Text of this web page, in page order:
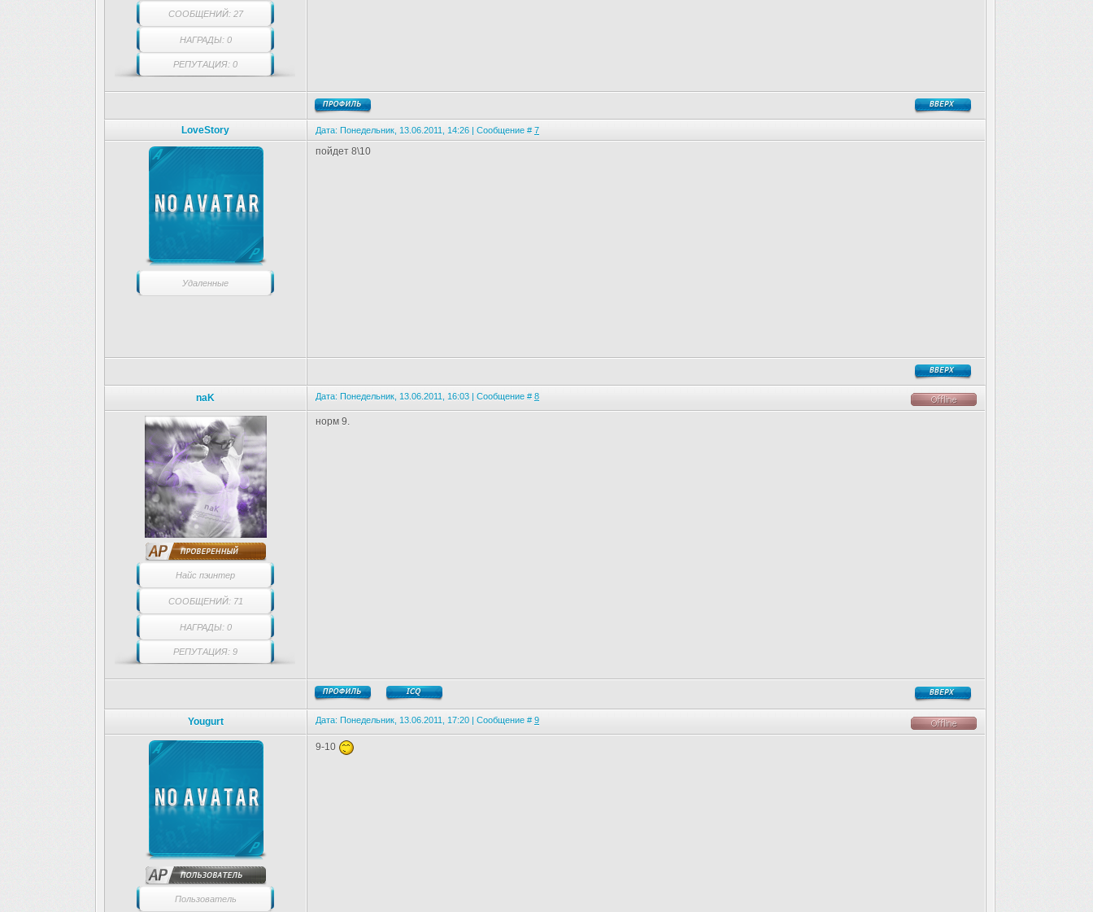
СООБЩЕНИЙ: 27
НАГРАДЫ: 0
РЕПУТАЦИЯ: 0
LoveStory Дата: Понедельник, 13.06.2011, 14:26 | Сообщение # 7
Удаленные
пойдет 8\10
naK Дата: Понедельник, 13.06.2011, 16:03 | Сообщение # 8
Найс пэинтер
СООБЩЕНИЙ: 71
НАГРАДЫ: 0
РЕПУТАЦИЯ: 9
норм 9.
Yougurt Дата: Понедельник, 13.06.2011, 17:20 | Сообщение # 9
Пользователь
9-10